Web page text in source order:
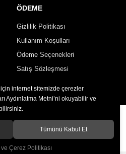
ÖDEME
Gizlilik Politikası
Kullanım Koşulları
Ödeme Seçenekleri
Satış Sözleşmesi
internet sitemizde çerezler
Aydınlatma Metni’ni okuyabilir ve
Tümünü Kabul Et
Çerez Politikası